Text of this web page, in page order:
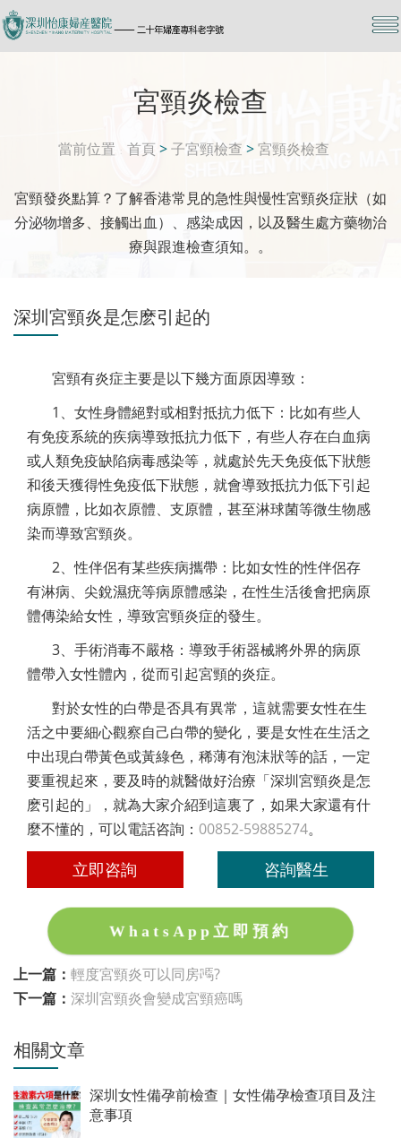
宮頸炎檢查
當前位置 首頁 >子宮頸檢查 >宮頸炎檢查
宮頸發炎點算？了解香港常見的急性與慢性宮頸炎症狀（如
分泌物增多、接觸出血）、感染成因，以及醫生處方藥物治
療與跟進檢查須知。。
深圳宮頸炎是怎麽引起的
宮頸有炎症主要是以下幾方面原因導致：
1、女性身體絕對或相對抵抗力低下：比如有些人
有免疫系統的疾病導致抵抗力低下，有些人存在白血病
或人類免疫缺陷病毒感染等，就處於先天免疫低下狀態
和後天獲得性免疫低下狀態，就會導致抵抗力低下引起
病原體，比如衣原體、支原體，甚至淋球菌等微生物感
染而導致宮頸炎。
2、性伴侶有某些疾病攜帶：比如女性的性伴侶存
有淋病、尖銳濕疣等病原體感染，在性生活後會把病原
體傳染給女性，導致宮頸炎症的發生。
3、手術消毒不嚴格：導致手術器械將外界的病原
體帶入女性體內，從而引起宮頸的炎症。
對於女性的白帶是否具有異常，這就需要女性在生
活之中要細心觀察自己白帶的變化，要是女性在生活之
中出現白帶黃色或黃綠色，稀薄有泡沫狀等的話，一定
要重視起來，要及時的就醫做好治療「深圳宮頸炎是怎
麽引起的」，就為大家介紹到這裏了，如果大家還有什
麼不懂的，可以電話咨詢： 00852-59885274。
立即咨詢 咨詢醫生
WhatsApp立即預約
上一篇： 輕度宮頸炎可以同房嗎?
下一篇： 深圳宮頸炎會變成宮頸癌嗎
相關文章
深圳女性備孕前檢查｜女性備孕檢查項目及注
意事項